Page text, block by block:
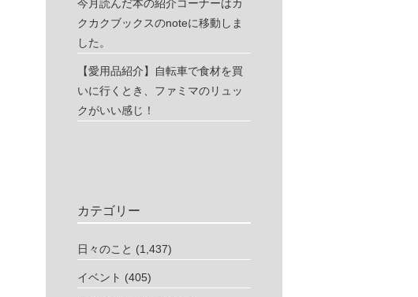
今月読んだ本の紹介コーナーはカ
クカクブックスのnoteに移動しま
した。
【愛用品紹介】自転車で食材を買
いに行くとき、ファミマのリュッ
クがいい感じ！
カテゴリー
日々のこと (1,437)
イベント (405)